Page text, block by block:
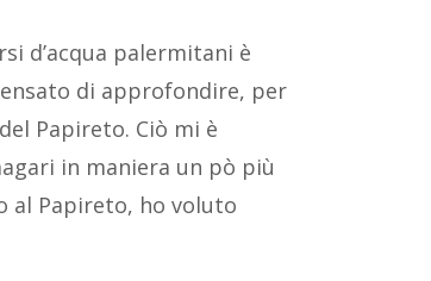
d’acqua palermitani è
di approfondire, per
Papireto. Ciò mi è
in maniera un pò più
al Papireto, ho voluto